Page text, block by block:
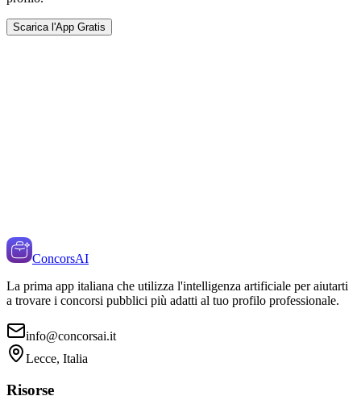
Scarica l'App Gratis
ConcorsAI
La prima app italiana che utilizza l'intelligenza artificiale per aiutarti
a trovare i concorsi pubblici più adatti al tuo profilo professionale.
info@concorsai.it
Lecce, Italia
Risorse